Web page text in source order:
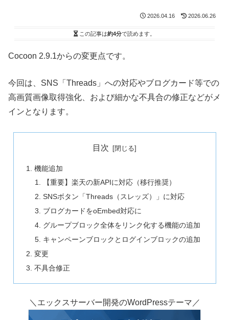
2026.04.16 2026.06.26
この記事は約4分で読めます。
Cocoon 2.9.1からの変更点です。
今回は、SNS「Threads」への対応やブログカード等での
高画質画像取得強化、および細かな不具合の修正などがメ
インとなります。
目次
機能追加
【重要】楽天の新APIに対応（移行推奨）
SNSボタン「Threads（スレッズ）」に対応
ブログカードをoEmbed対応に
グループブロック全体をリンク化する機能の追加
キャンペーンブロックとログインブロックの追加
変更
不具合修正
＼エックスサーバー開発のWordPressテーマ／